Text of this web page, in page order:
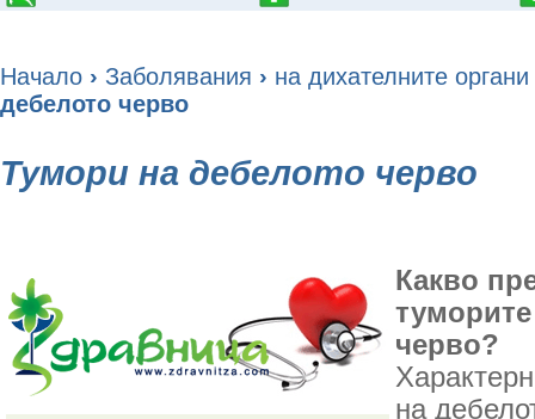
Начало › Заболявания › на дихателните
дебелото черво
Тумори на дебелото черво
Какво
черво?
на